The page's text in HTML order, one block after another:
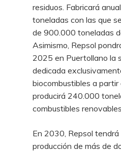
residuos. Fabricará
toneladas con las que
de 900.000 toneladas
Asimismo, Repsol
2025 en Puertollano la
dedicada
biocombustibles a partir
producirá 240.000
combustibles
En 2030, Repsol
producción de más de